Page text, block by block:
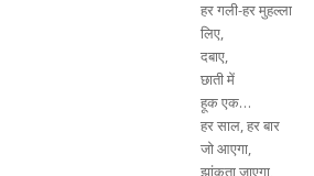
हर गली-हर मुहल्ला
लिए,
दबाए,
छाती में
हूक एक…
हर साल, हर बार
जो आएगा,
झांकता जाएगा,